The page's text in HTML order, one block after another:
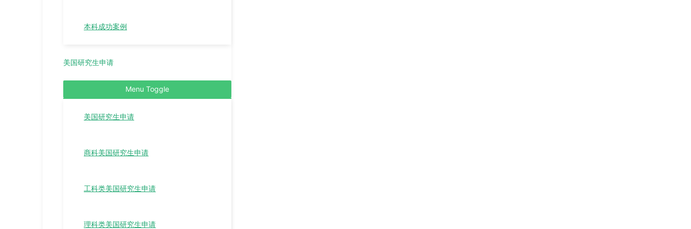
本科成功案例
美国研究生申请
Menu Toggle
美国研究生申请
商科美国研究生申请
工科类美国研究生申请
理科类美国研究生申请